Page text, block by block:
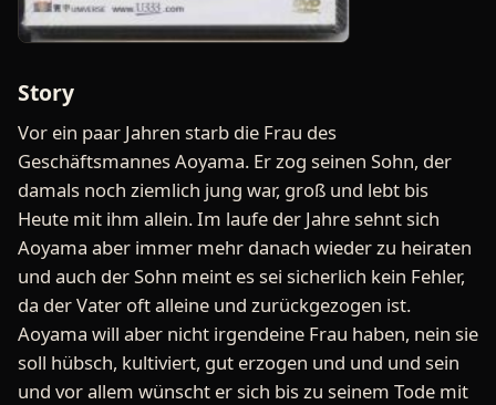
Story
Vor ein paar Jahren starb die Frau des
Geschäftsmannes Aoyama. Er zog seinen Sohn, der
damals noch ziemlich jung war, groß und lebt bis
Heute mit ihm allein. Im laufe der Jahre sehnt sich
Aoyama aber immer mehr danach wieder zu heiraten
und auch der Sohn meint es sei sicherlich kein Fehler,
da der Vater oft alleine und zurückgezogen ist.
Aoyama will aber nicht irgendeine Frau haben, nein sie
soll hübsch, kultiviert, gut erzogen und und und sein
und vor allem wünscht er sich bis zu seinem Tode mit